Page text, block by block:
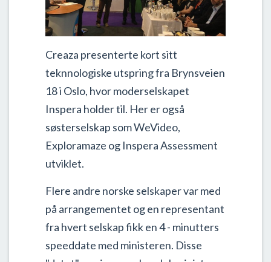
Creaza presenterte kort sitt
teknnologiske utspring fra Brynsveien
18 i Oslo, hvor moderselskapet
Inspera holder til. Her er også
søsterselskap som WeVideo,
Exploramaze og Inspera Assessment
utviklet.
Flere andre norske selskaper var med
på arrangementet og en representant
fra hvert selskap fikk en 4 - minutters
speeddate med ministeren. Disse